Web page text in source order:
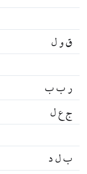
ق و ل
ر ب ب
ج ع ل
ب ل د